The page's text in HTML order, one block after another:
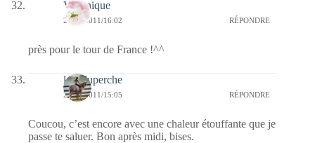
Véronique
28/06/2011/16:02 RÉPONDRE
près pour le tour de France !^^
laetiduperche
28/06/2011/15:05 RÉPONDRE
Coucou, c’est encore avec une chaleur étouffante que je
passe te saluer. Bon après midi, bises.